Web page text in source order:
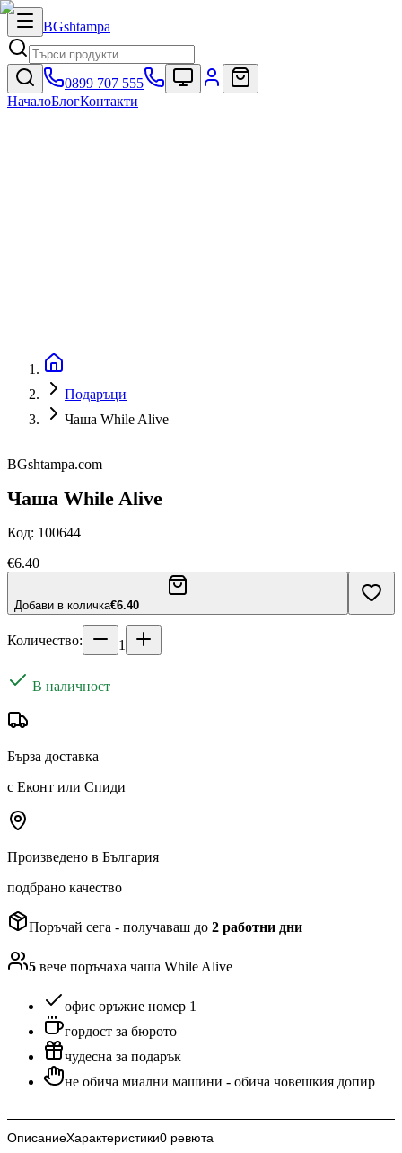
BGshtampa
0899 707 555
НачалоБлогКонтакти
Подаръци
Чаша While Alive
BGshtampa.com
Чаша While Alive
Код: 100644
€6.40
Добави в количка€6.40
Количество: 1
В наличност
Бърза доставка
с Еконт или Спиди
Произведено в България
подбрано качество
Поръчай сега - получаваш до 2 работни дни
5 вече поръчаха чаша While Alive
офис оръжие номер 1
гордост за бюрото
чудесна за подарък
не обича миални машини - обича човешкия допир
ОписаниеХарактеристики0 ревюта